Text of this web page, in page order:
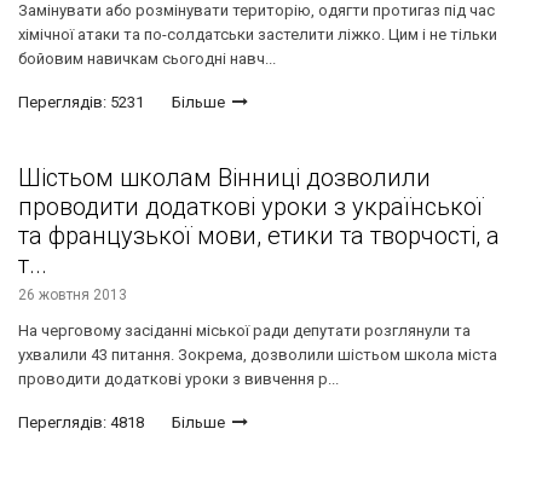
Замінувати або розмінувати територію, одягти протигаз під час
хімічної атаки та по-солдатськи застелити ліжко. Цим і не тільки
бойовим навичкам сьогодні навч...
Переглядів: 5231 Більше
Шістьом школам Вінниці дозволили
проводити додаткові уроки з української
та французької мови, етики та творчості, а
т...
26 жовтня 2013
На черговому засіданні міської ради депутати розглянули та
ухвалили 43 питання. Зокрема, дозволили шістьом школа міста
проводити додаткові уроки з вивчення р...
Переглядів: 4818 Більше